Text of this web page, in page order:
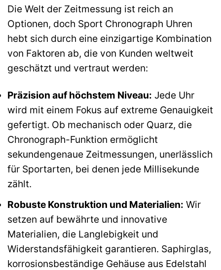
Die Welt der Zeitmessung ist reich an
Optionen, doch Sport Chronograph Uhren
hebt sich durch eine einzigartige Kombination
von Faktoren ab, die von Kunden weltweit
geschätzt und vertraut werden:
Präzision auf höchstem Niveau: Jede Uhr
wird mit einem Fokus auf extreme Genauigkeit
gefertigt. Ob mechanisch oder Quarz, die
Chronograph-Funktion ermöglicht
sekundengenaue Zeitmessungen, unerlässlich
für Sportarten, bei denen jede Millisekunde
zählt.
Robuste Konstruktion und Materialien: Wir
setzen auf bewährte und innovative
Materialien, die Langlebigkeit und
Widerstandsfähigkeit garantieren. Saphirglas,
korrosionsbeständige Gehäuse aus Edelstahl